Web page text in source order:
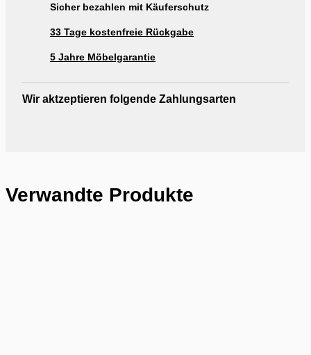
Sicher bezahlen mit Käuferschutz
33 Tage kostenfreie Rückgabe
5 Jahre Möbelgarantie
Wir aktzeptieren folgende Zahlungsarten
Verwandte Produkte